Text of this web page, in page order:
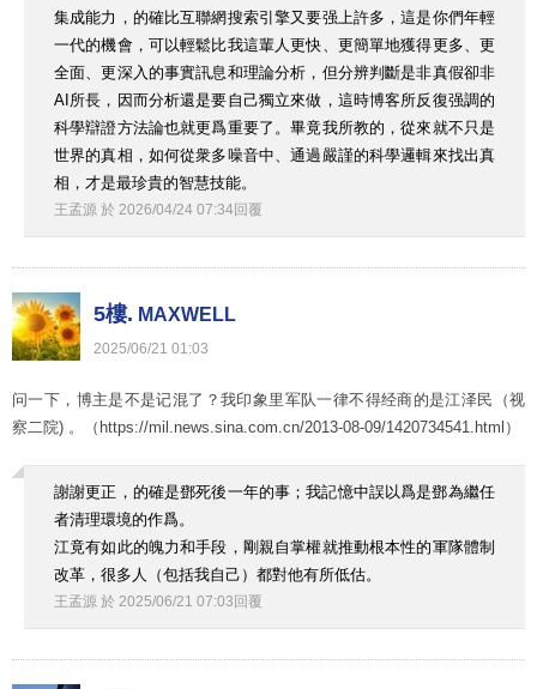
集成能力，的確比互聯網搜索引擎又要强上許多，這是你們年輕
一代的機會，可以輕鬆比我這輩人更快、更簡單地獲得更多、更
全面、更深入的事實訊息和理論分析，但分辨判斷是非真假卻非
AI所長，因而分析還是要自己獨立來做，這時博客所反復强調的
科學辯證方法論也就更爲重要了。畢竟我所教的，從來就不只是
世界的真相，如何從衆多噪音中、通過嚴謹的科學邏輯來找出真
相，才是最珍貴的智慧技能。
王孟源 於 2026/04/24 07:34回覆
5樓. MAXWELL
2025/06/21 01 :03
问一下，博主是不是记混了？我印象里军队一律不得经商的是江泽民（视
察二院) 。（https://mil.news.sina.com.cn/2013-08-09/1420734541.html）
謝謝更正，的確是鄧死後一年的事；我記憶中誤以爲是鄧為繼任
者清理環境的作爲。
江竟有如此的魄力和手段，剛親自掌權就推動根本性的軍隊體制
改革，很多人（包括我自己）都對他有所低估。
王孟源 於 2025/06/21 07:03回覆